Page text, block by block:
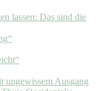
lassen: Das sind die
ungewissem Ausgang